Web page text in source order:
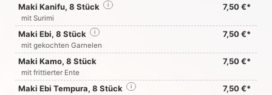
Maki Kanifu, 8 Stück 7,50 €*
i
mit Surimi
Maki Ebi, 8 Stück 7,50 €*
i
mit gekochten Garnelen
Maki Kamo, 8 Stück 7,50 €*
mit frittierter Ente
Maki Ebi Tempura, 8 Stück 7,50 €*
i